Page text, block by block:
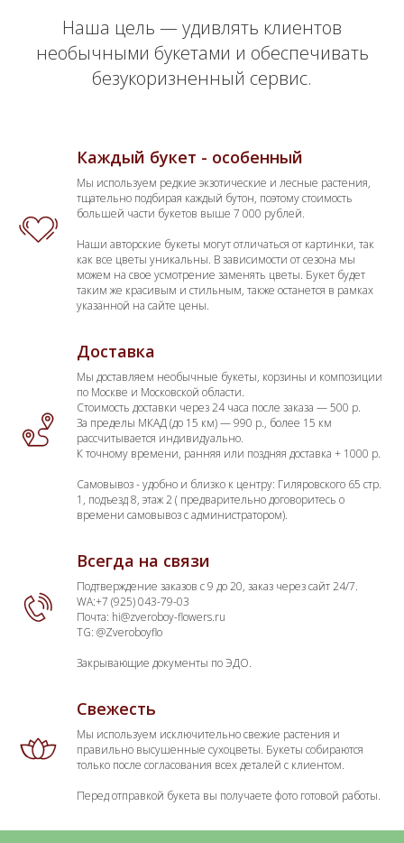
Наша цель — удивлять клиентов
необычными букетами и обеспечивать
безукоризненный сервис.
Каждый букет - особенный
Мы используем редкие экзотические и лесные растения,
тщательно подбирая каждый бутон, поэтому стоимость
большей части букетов выше 7 000 рублей.
Наши авторские букеты могут отличаться от картинки, так
как все цветы уникальны. В зависимости от сезона мы
можем на свое усмотрение заменять цветы. Букет будет
таким же красивым и стильным, также останется в рамках
указанной на сайте цены.
Доставка
Мы доставляем необычные букеты, корзины и композиции
по Москве и Московской области.
Стоимость доставки через 24 часа после заказа — 500 р.
За пределы МКАД (до 15 км) — 990 р., более 15 км
рассчитывается индивидуально.
К точному времени, ранняя или поздняя доставка + 1000 р.
Самовывоз - удобно и близко к центру: Гиляровского 65 стр.
1, подъезд 8, этаж 2 ( предварительно договоритесь о
времени самовывоз с администратором).
Всегда на связи
Подтверждение заказов с 9 до 20, заказ через сайт 24/7.
WA:+7 (925) 043-79-03
Почта: hi@zveroboy-flowers.ru
TG: @Zveroboyflo
Закрывающие документы по ЭДО.
Свежесть
Мы используем исключительно свежие растения и
правильно высушенные сухоцветы. Букеты собираются
только после согласования всех деталей с клиентом.
Перед отправкой букета вы получаете фото готовой работы.